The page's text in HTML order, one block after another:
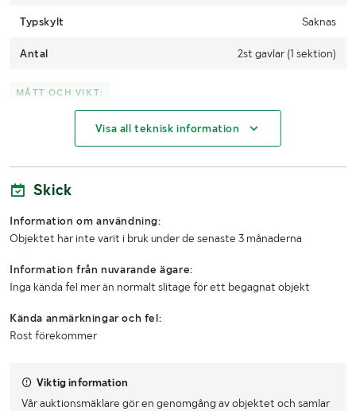
Typskylt Saknas
Antal 2st gavlar (1 sektion)
MÅTT OCH VIKT:
Djup
LASTHJÄLPSINFORMATION:
Lasthjälp med
Visa all teknisk information
Skick
Information om användning:
Objektet har inte varit i bruk under de senaste 3 månaderna
Information från nuvarande ägare:
Inga kända fel mer än normalt slitage för ett begagnat objekt
Kända anmärkningar och fel:
Rost förekommer
Viktig information
Vår auktionsmäklare gör en genomgång av objektet och samlar